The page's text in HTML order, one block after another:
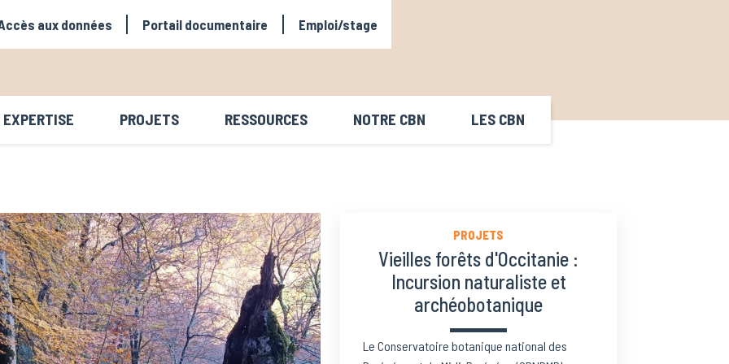
secondaire
aux données Portail documentaire Emploi/stage
principale
EXPERTISE PROJETS RESSOURCES NOTRE CBN LES CBN
PROJETS
Vieilles forêts d'Occitanie :
Incursion naturaliste et
archéobotanique
Le Conservatoire botanique national des